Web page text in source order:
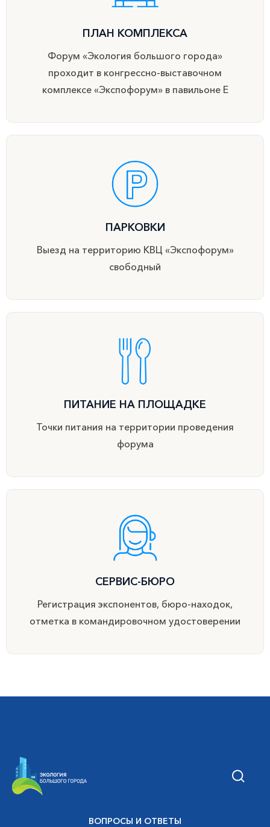
ПЛАН КОМПЛЕКСА
Форум «Экология большого города»
проходит в конгрессно-выставочном
комплексе «Экспофорум» в павильоне Е
ПАРКОВКИ
Выезд на территорию КВЦ «Экспофорум»
свободный
ПИТАНИЕ НА ПЛОЩАДКЕ
Точки питания на территории проведения
форума
СЕРВИС-БЮРО
Регистрация экспонентов, бюро-находок,
отметка в командировочном удостоверении
ВОПРОСЫ И ОТВЕТЫ